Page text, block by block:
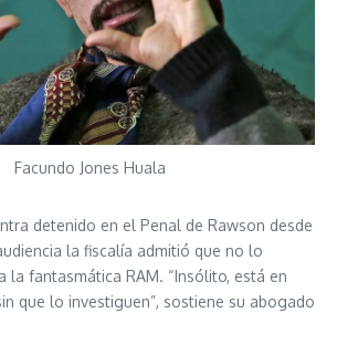
Facundo Jones Huala
detenido en el Penal de Rawson desde
la fiscalía admitió que no lo
la fantasmática RAM. “Insólito, está en
que lo investiguen”, sostiene su abogado